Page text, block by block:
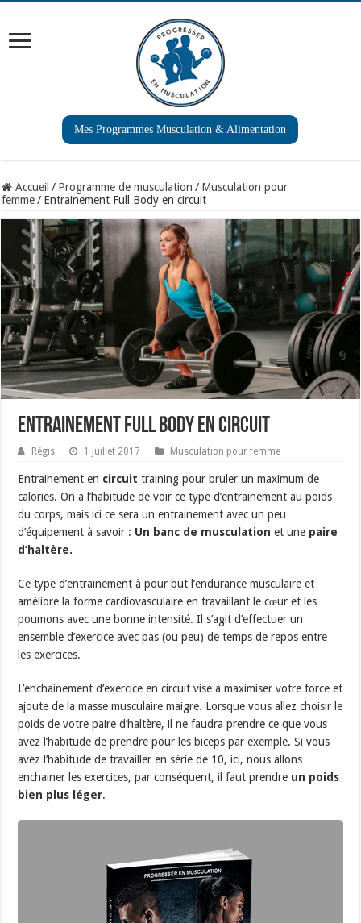
Mes Programmes Musculation & Alimentation
Accueil / Programme de musculation / Musculation pour
femme / Entrainement Full Body en circuit
Entrainement Full Body en circuit
Régis 1 juillet 2017 Musculation pour femme
Entrainement en circuit training pour bruler un maximum de
calories. On a l’habitude de voir ce type d’entrainement au poids
du corps, mais ici ce sera un entrainement avec un peu
d’équipement à savoir : Un banc de musculation et une paire
d’haltère.
Ce type d’entrainement à pour but l’endurance musculaire et
améliore la forme cardiovasculaire en travaillant le cœur et les
poumons avec une bonne intensité. Il s’agit d’effectuer un
ensemble d’exercice avec pas (ou peu) de temps de repos entre
les exercices.
L’enchainement d’exercice en circuit vise à maximiser votre force et
ajoute de la masse musculaire maigre. Lorsque vous allez choisir le
poids de votre paire d’haltère, il ne faudra prendre ce que vous
avez l’habitude de prendre pour les biceps par exemple. Si vous
avez l’habitude de travailler en série de 10, ici, nous allons
enchainer les exercices, par conséquent, il faut prendre un poids
bien plus léger.